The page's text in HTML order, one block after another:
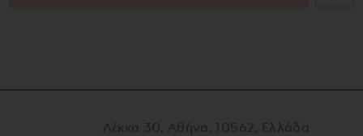
Λέκκα 30, Αθήνα. 10562, Ελλάδα